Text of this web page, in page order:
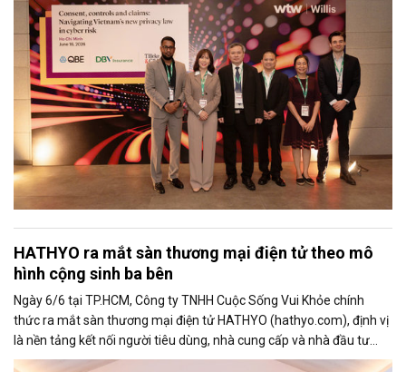
HATHYO ra mắt sàn thương mại điện tử theo mô
hình cộng sinh ba bên
Ngày 6/6 tại TP.HCM, Công ty TNHH Cuộc Sống Vui Khỏe chính
thức ra mắt sàn thương mại điện tử HATHYO (hathyo.com), định vị
là nền tảng kết nối người tiêu dùng, nhà cung cấp và nhà đầu tư
theo mô hình cộng sinh ba bên, hướng đến lĩnh vực hàng tiêu dùng